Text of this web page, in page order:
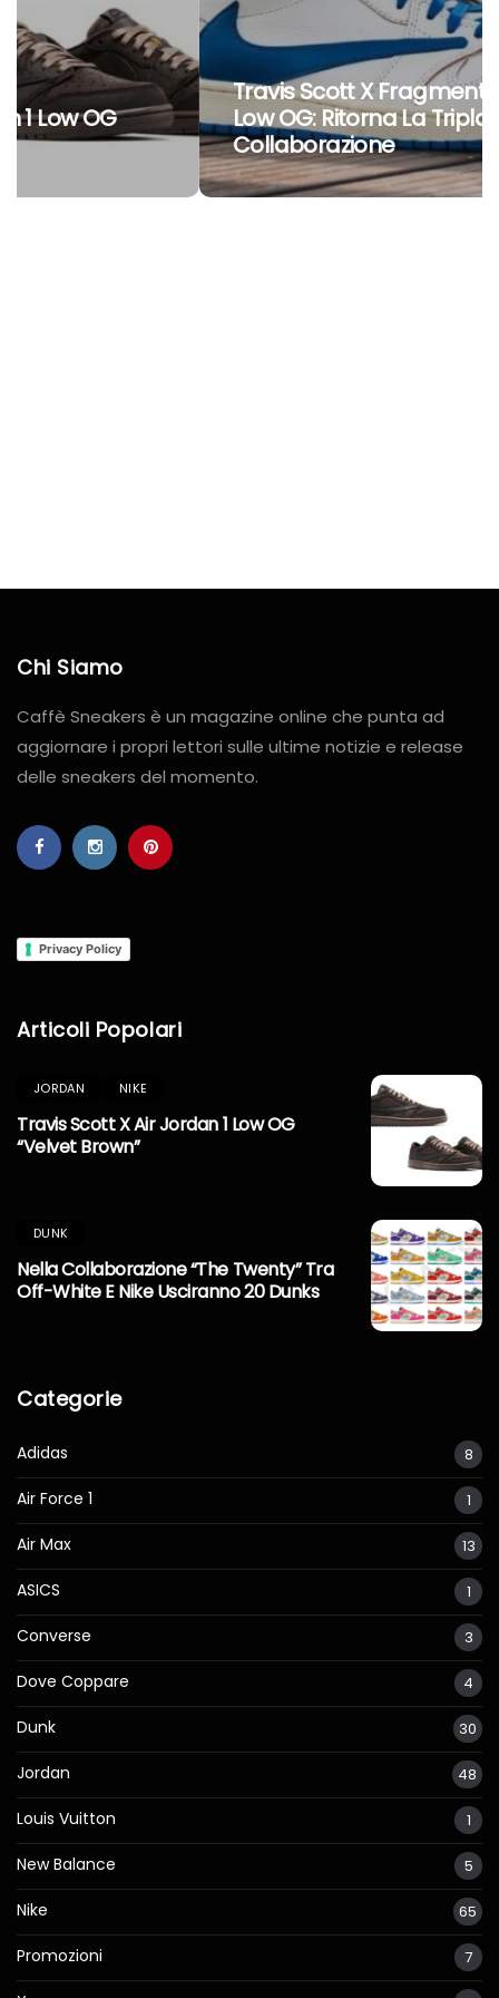
Travis Scott X Fragment X Air Jordan 1
Low OG: Ritorna La Tripla
Collaborazione
Chi Siamo
Caffè Sneakers è un magazine online che punta ad
aggiornare i propri lettori sulle ultime notizie e release
delle sneakers del momento.
Privacy Policy
Articoli Popolari
JORDAN NIKE
Travis Scott X Air Jordan 1 Low OG
“Velvet Brown”
DUNK
Nella Collaborazione “The Twenty” Tra
Off-White E Nike Usciranno 20 Dunks
Categorie
Adidas 8
Air Force 1 1
Air Max 13
ASICS 1
Converse 3
Dove Coppare 4
Dunk 30
Jordan 48
Louis Vuitton 1
New Balance 5
Nike 65
Promozioni 7